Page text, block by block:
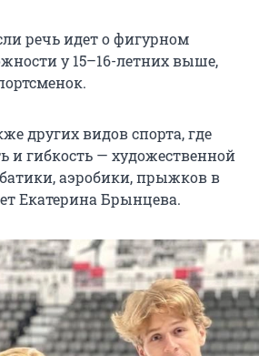
речь идет о фигурном
у 15–16-летних выше,
других видов спорта, где
и гибкость — художественной
аэробики, прыжков в
Екатерина Брынцева.